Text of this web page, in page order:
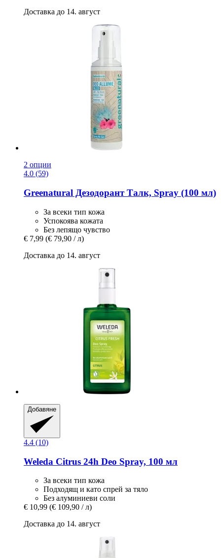
Доставка до 14. август
2 опции
4.0 (59)
Greenatural Дезодорант Талк, Spray (100 мл)
За всеки тип кожа
Успокоява кожата
Без лепящо чувство
€ 7,99 (€ 79,90 / л)
Доставка до 14. август
Добавяне
4.4 (10)
Weleda Citrus 24h Deo Spray, 100 мл
За всеки тип кожа
Подходящ и като спрей за тяло
Без алуминиеви соли
€ 10,99 (€ 109,90 / л)
Доставка до 14. август